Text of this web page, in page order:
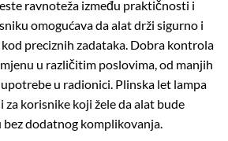
ravnoteža između praktičnosti i
omogućava da alat drži sigurno i
preciznih zadataka. Dobra kontrola
u različitim poslovima, od manjih
u radionici. Plinska let lampa
za korisnike koji žele da alat bude
dodatnog komplikovanja.